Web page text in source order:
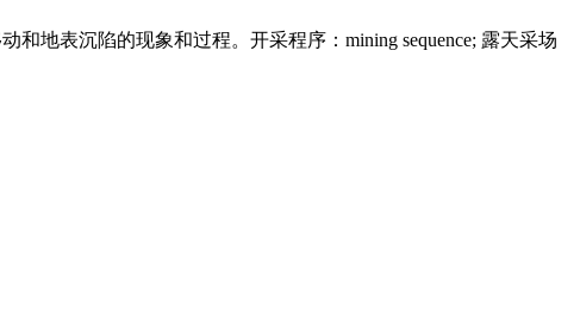
地表沉陷的现象和过程。开采程序：mining sequence; 露天采场